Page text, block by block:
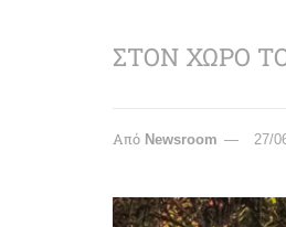
ΣΤΟΝ ΧΩΡΟ
Από Newsroom 27/